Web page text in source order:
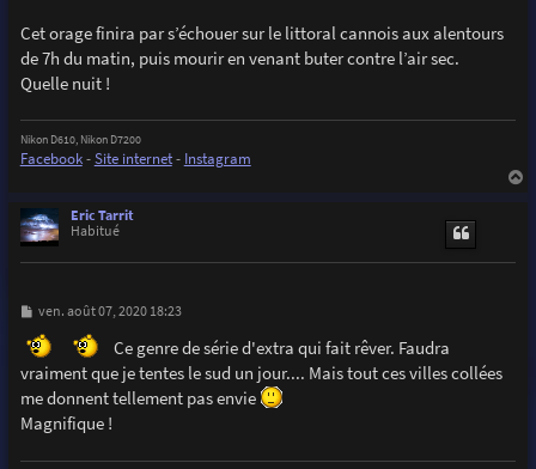
Cet orage finira par s’échouer sur le littoral cannois aux alentours
de 7h du matin, puis mourir en venant buter contre l’air sec.
Quelle nuit !
Nikon D610, Nikon D7200
Facebook-Site internet- Instagram
Eric Tarrit
Habitué
M
s
s
a
e
ven. août 07, 2020 18:23
Ce genre de série d'extra qui fait rêver. Faudra
vraiment que je tentes le sud un jour.... Mais tout ces villes collées
me donnent tellement pas envie
Magnifique !